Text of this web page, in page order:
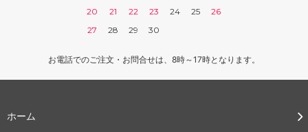
20
21 22 23 24 25
26
27
28 29 30
お電話でのご注文・お問合せは、8時～17時となります。
ホーム